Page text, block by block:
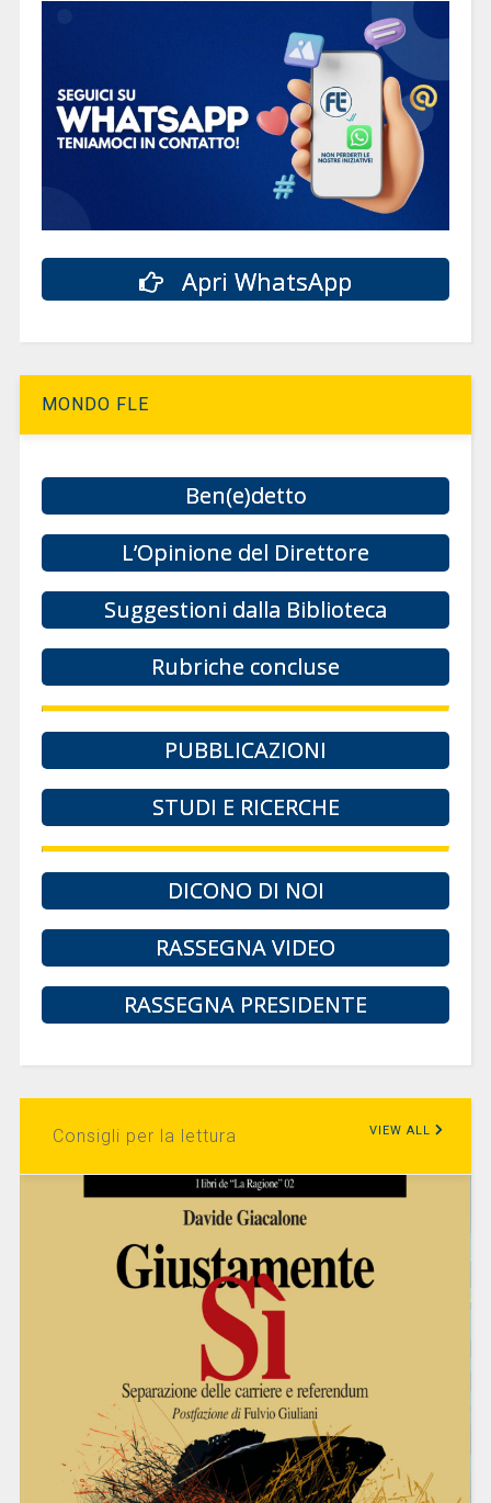
Apri WhatsApp
MONDO FLE
Ben(e)detto
L’Opinione del Direttore
Suggestioni dalla Biblioteca
Rubriche concluse
PUBBLICAZIONI
STUDI E RICERCHE
DICONO DI NOI
RASSEGNA VIDEO
RASSEGNA PRESIDENTE
Consigli per la lettura VIEW ALL